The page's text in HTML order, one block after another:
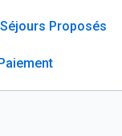
Séjours Proposés